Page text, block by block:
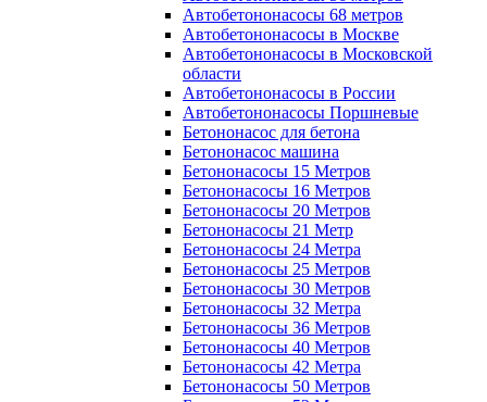
Автобетононасосы 68 метров
Автобетононасосы в Москве
Автобетононасосы в Московской
области
Автобетононасосы в России
Автобетононасосы Поршневые
Бетононасос для бетона
Бетононасос машина
Бетононасосы 15 Метров
Бетононасосы 16 Метров
Бетононасосы 20 Метров
Бетононасосы 21 Метр
Бетононасосы 24 Метра
Бетононасосы 25 Метров
Бетононасосы 30 Метров
Бетононасосы 32 Метра
Бетононасосы 36 Метров
Бетононасосы 40 Метров
Бетононасосы 42 Метра
Бетононасосы 50 Метров